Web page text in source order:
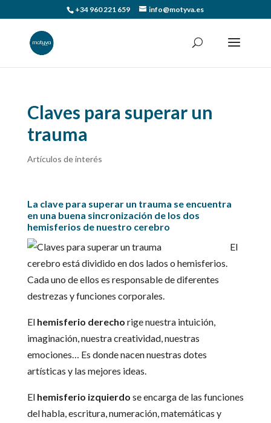
+34 960 221 659 info@motyva.es
Claves para superar un
trauma
Artículos de interés
La clave para superar un trauma se encuentra
en una buena sincronización de los dos
hemisferios de nuestro cerebro
El
cerebro está dividido en dos lados o hemisferios.
Cada uno de ellos es responsable de diferentes
destrezas y funciones corporales.
El hemisferio derecho rige nuestra intuición,
imaginación, nuestra creatividad, nuestras
emociones… Es donde nacen nuestras dotes
artísticas y las mejores ideas.
El hemisferio izquierdo se encarga de las funciones
del habla, escritura, numeración, matemáticas y